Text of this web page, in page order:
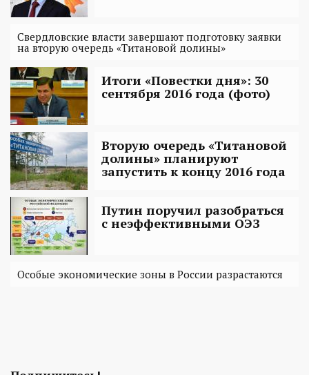
Свердловские власти завершают подготовку заявки
на вторую очередь «Титановой долины»
Итоги «Повестки дня»: 30
сентября 2016 года (фото)
Вторую очередь «Титановой
долины» планируют
запустить к концу 2016 года
Путин поручил разобраться
с неэффективными ОЭЗ
Особые экономические зоны в России разрастаются